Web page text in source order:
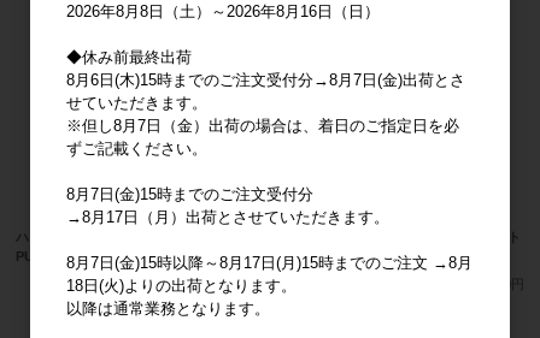
ハローキティ ファインフェイスキャット
PU
メーカー希望小売価格
3,200円
ハローキティ ファインフェイスキャット
レインボー
3,200円
2026年8月8日（土）～2026年8月16日（日）
◆休み前最終出荷
8月6日(木)15時までのご注文受付分→8月7日(金)出荷とさ
せていただきます。
※但し8月7日（金）出荷の場合は、着日のご指定日を必
ずご記載ください。
8月7日(金)15時までのご注文受付分
→8月17日（月）出荷とさせていただきます。
8月7日(金)15時以降～8月17日(月)15時までのご注文 →8月
18日(火)よりの出荷となります。
以降は通常業務となります。